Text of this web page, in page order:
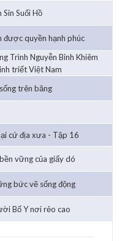
Sin Suối Hồ
được quyền hạnh phúc
Trình Nguyễn Bỉnh Khiêm
triết Việt Nam
trên băng
cứ địa xưa - Tập 16
vững của giấy dó
bức vẽ sống động
Bố Y nơi rẻo cao